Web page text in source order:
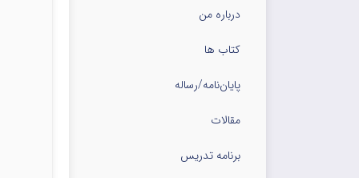
درباره من
کتاب ها
پایان‌نامه‌/رساله
مقالات
برنامه تدریس